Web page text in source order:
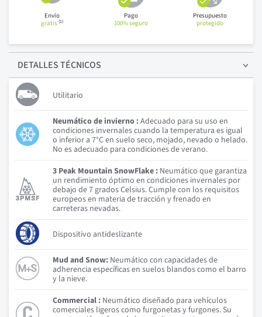
Envío
gratis(1)
Pago
100% seguro
Presupuesto
protegido
DETALLESTÉCNICOS
Utilitario
Neumático de invierno :Adecuado para su uso en
condiciones invernales cuando la temperatura es igual
o inferior a 7°C en suelo seco, mojado, nevado o helado.
No es adecuado para condiciones de verano.
3 Peak Mountain SnowFlake : Neumático que garantiza
un rendimiento óptimo en condiciones invernales por
debajo de 7 grados Celsius. Cumple con los requisitos
europeos en materia de tracción y frenado en
carreteras nevadas.
Dispositivo antideslizante
Mud and Snow: Neumático con capacidades de
adherencia específicas en suelos blandos como el barro
y la nieve.
Commercial : Neumático diseñado para vehículos
comerciales ligeros como furgonetas y furgones. Su